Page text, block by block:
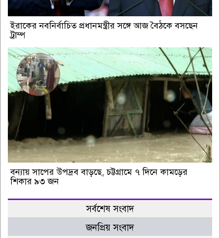
ইরাকের নবনির্বাচিত প্রধানমন্ত্রীর সঙ্গে আজ বৈঠকে বসছেন
ট্রাম্প
বন্যায় সাপের উপদ্রব বাড়ছে, চট্টগ্রামে ৭ দিনে কামড়ের
শিকার ৯৩ জন
সর্বশেষ সংবাদ
জনপ্রিয় সংবাদ